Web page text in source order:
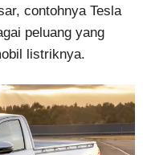
contohnya Tesla
peluang yang
listriknya.